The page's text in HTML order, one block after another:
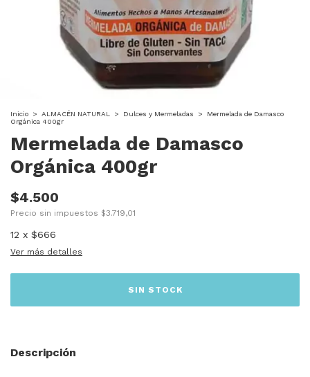
Inicio > ALMACÉN NATURAL > Dulces y Mermeladas >
Mermelada de Damasco
Orgánica 400gr
Mermelada de Damasco
Orgánica 400gr
$4.500
Precio sin impuestos $3.719,01
12 x $666
Ver más detalles
Descripción